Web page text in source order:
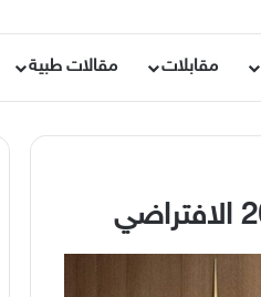
مقابلات مقالات طبية